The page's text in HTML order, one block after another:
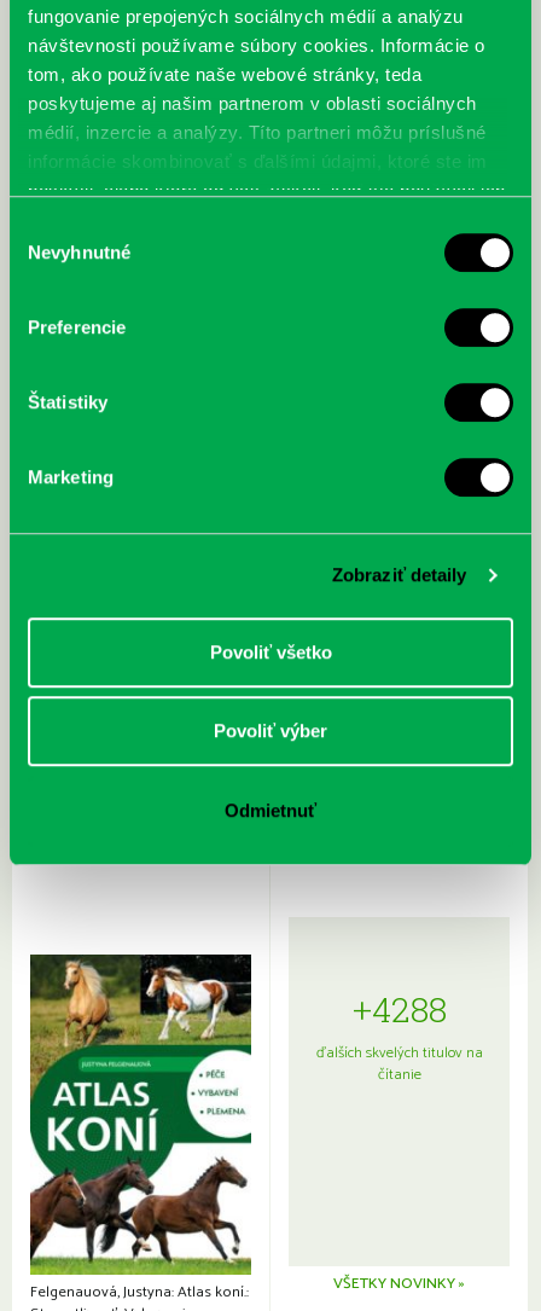
fungovanie prepojených sociálnych médií a analýzu
návštevnosti používame súbory cookies. Informácie o
tom, ako používate naše webové stránky, teda
poskytujeme aj našim partnerom v oblasti sociálnych
médií, inzercie a analýzy. Títo partneri môžu príslušné
informácie skombinovať s ďalšími údajmi, ktoré ste im
poskytli, alebo ktoré od vás získali, keď ste používali ich
súhlasu
Nevyhnutné
Preferencie
Štatistiky
Marketing
Zobraziť detaily
Povoliť všetko
Povoliť výber
Odmietnuť
McGrath, Andy: Tadej Pogačar:
nezastaviteľný
Rudź, Przemyslaw: Atlas hviezd:
Hardy, Paula: Japonsko na tanieri:
japonskou kuchyňou a etiketou
Felgenauová, Justyna: Atlas koní.:
+4288
ďalších skvelých titulov na
čítanie
VŠETKY NOVINKY »